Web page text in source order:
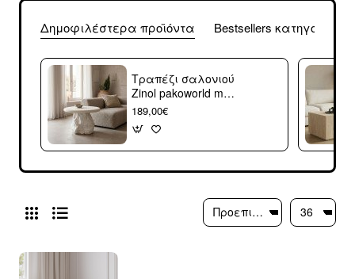
Δημοφιλέστερα προϊόντα Bestsellers κατηγορίας
Τραπέζι σαλονιού
Zinol pakoworld mdf-
polyresin λευκό
Φ60x41εκ
189,00€